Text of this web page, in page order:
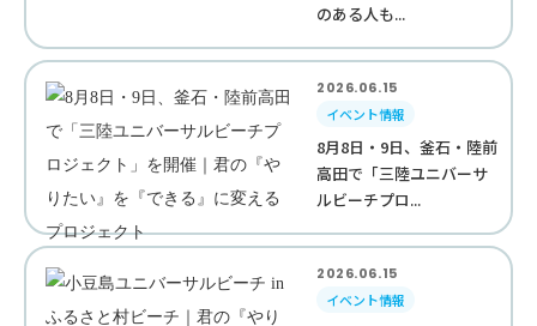
のある人も...
2026.06.15
イベント情報
8月8日・9日、釜石・陸前
高田で「三陸ユニバーサ
ルビーチプロ...
2026.06.15
イベント情報